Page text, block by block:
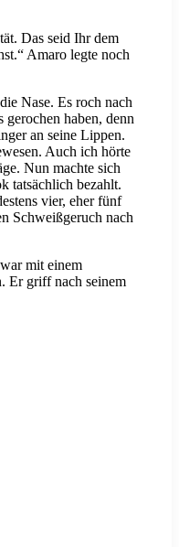
Das seid Ihr dem
Amaro legte noch
Nase. Es roch nach
gerochen haben, denn
an seine Lippen.
Auch ich hörte
Nun machte sich
tatsächlich bezahlt.
vier, eher fünf
Schweißgeruch nach
mit einem
Er griff nach seinem